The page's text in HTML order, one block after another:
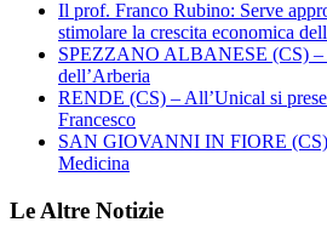
Il prof. Franco Rubino: Serve
stimolare la crescita economica
SPEZZANO ALBANESE (CS) –
dell’Arberia
RENDE (CS) – All’Unical si
Francesco
SAN GIOVANNI IN FIORE
Medicina
Le Altre Notizie